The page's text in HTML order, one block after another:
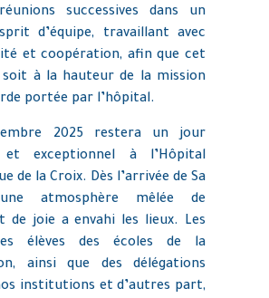
successives dans un
d’équipe, travaillant avec
et coopération, afin que cet
soit à la hauteur de la mission
portée par l’hôpital.
2025 restera un jour
et exceptionnel à l’Hôpital
de la Croix. Dès l’arrivée de Sa
atmosphère mêlée de
de joie a envahi les lieux. Les
élèves des écoles de la
ainsi que des délégations
institutions et d’autres part,